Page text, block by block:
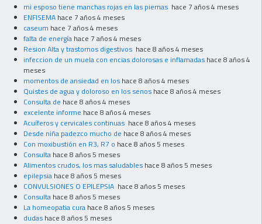
mi esposo tiene manchas rojas en las piernas hace 7 años 4 meses
ENFISEMA hace 7 años 4 meses
caseum hace 7 años 4 meses
falta de energía hace 7 años 4 meses
Resion Alta y trastornos digestivos hace 8 años 4 meses
infeccion de un muela con encias dolorosas e inflamadas hace 8 años 4
meses
momentos de ansiedad en los hace 8 años 4 meses
Quistes de agua y doloroso en los senos hace 8 años 4 meses
Consulta de hace 8 años 4 meses
excelente informe hace 8 años 4 meses
Acuíferos y cervicales continuas hace 8 años 4 meses
Desde niña padezco mucho de hace 8 años 4 meses
Con moxibustión en R3, R7 o hace 8 años 5 meses
Consulta hace 8 años 5 meses
Alimentos crudos, los mas saludables hace 8 años 5 meses
epilepsia hace 8 años 5 meses
CONVULSIONES O EPILEPSIA hace 8 años 5 meses
Consulta hace 8 años 5 meses
La homeopatia cura hace 8 años 5 meses
dudas hace 8 años 5 meses